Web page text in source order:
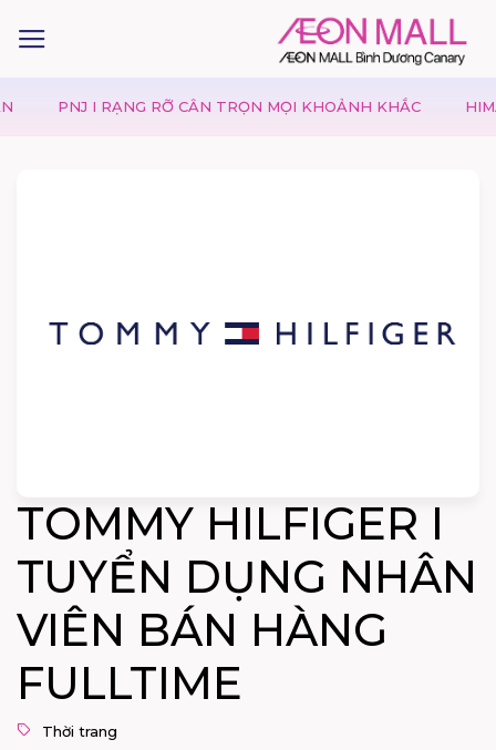
PNJ I RẠNG RỠ CÂN TRỌN MỌI KHOẢNH KHẮC
TOMMY HILFIGER I
TUYỂN DỤNG NHÂN
VIÊN BÁN HÀNG
FULLTIME
Thời trang